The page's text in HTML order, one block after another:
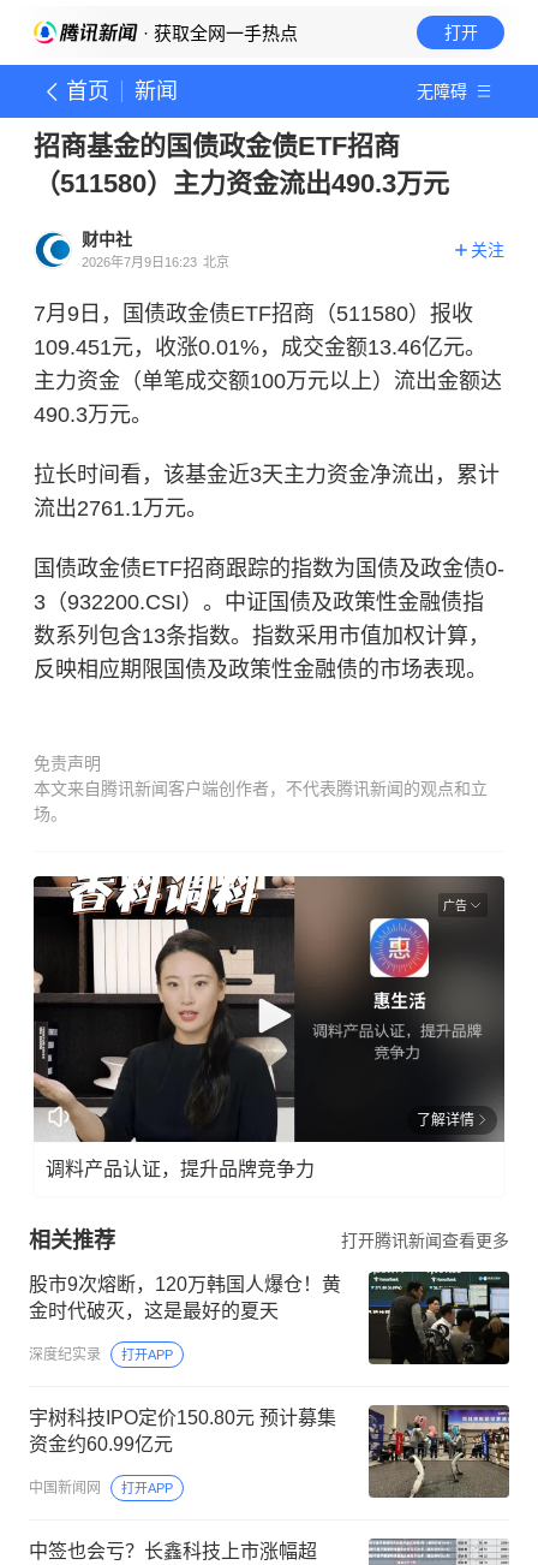
· 获取全网一手热点 打开
首页 新闻 无障碍
招商基金的国债政金债ETF招商
（511580）主力资金流出490.3万元
财中社
2026年7月9日16:23 北京
关注
7月9日，国债政金债ETF招商（511580）报收
109.451元，收涨0.01%，成交金额13.46亿元。
主力资金（单笔成交额100万元以上）流出金额达
490.3万元。
拉长时间看，该基金近3天主力资金净流出，累计
流出2761.1万元。
国债政金债ETF招商跟踪的指数为国债及政金债0-
3（932200.CSI）。中证国债及政策性金融债指
数系列包含13条指数。指数采用市值加权计算，
反映相应期限国债及政策性金融债的市场表现。
免责声明
本文来自腾讯新闻客户端创作者，不代表腾讯新闻的观点和立
场。
广告
了解详情
调料产品认证，提升品牌竞争力
相关推荐 打开腾讯新闻查看更多
股市9次熔断，120万韩国人爆仓！黄
金时代破灭，这是最好的夏天
深度纪实录 打开APP
宇树科技IPO定价150.80元 预计募集
资金约60.99亿元
中国新闻网 打开APP
中签也会亏？长鑫科技上市涨幅超